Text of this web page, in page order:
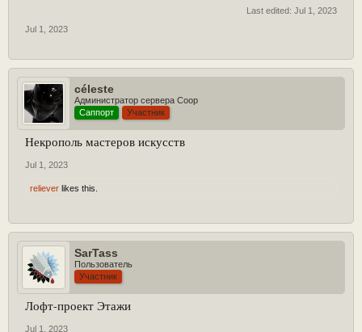
Last edited: Jul 1, 2023
Jul 1, 2023
céleste
Администратор сервера Coop
Саппорт
Участник
Некрополь мастеров искусств
Jul 1, 2023
reliever likes this.
SarTass
Пользователь
Участник
Лофт-проект Этажи
Jul 1, 2023